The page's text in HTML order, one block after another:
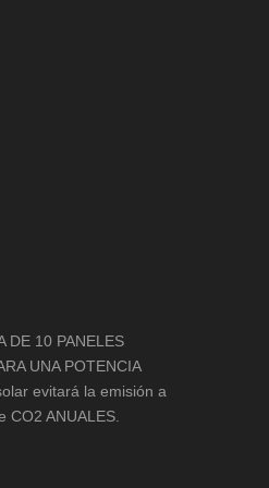
DE 10 PANELES
UNA POTENCIA
evitará la emisión a
ANUALES.